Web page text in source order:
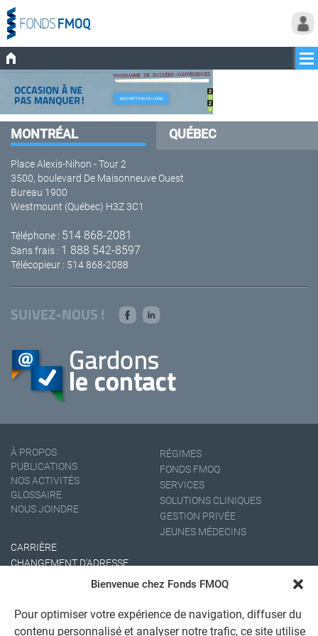
Bienvenue chez Fonds FMOQ
Pour optimiser votre expérience de navigation, diffuser du
contenu personnalisé et analyser notre trafic, ce site utilise
MONTRÉAL QUÉBEC
Place Alexis-Nihon - Tour 2
3500, boulevard De Maisonneuve Ouest
Bureau 1900
Westmount (Québec) H3Z 3C1
Téléphone : 514 868-2081
Sans frais : 1 888 542-8597
Télécopieur : 514 868-2088
SUIVEZ-NOUS !
À PROPOS
PUBLICATIONS
NOS ACTIVITÉS
GLOSSAIRE
NOUS JOINDRE
RÉGIMES
FONDS FMOQ
SERVICES
SOLUTIONS CLINIQUES
GESTION PRIVÉE
JEUNES MÉDECINS
CARRIÈRE
CHANGEMENT D'ADRESSE